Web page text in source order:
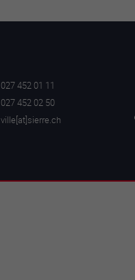
027 452 01 11
027 452 02 50
ville[at]sierre.ch